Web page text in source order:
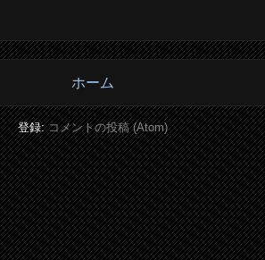
ホーム
登録:コメントの投稿 (Atom)